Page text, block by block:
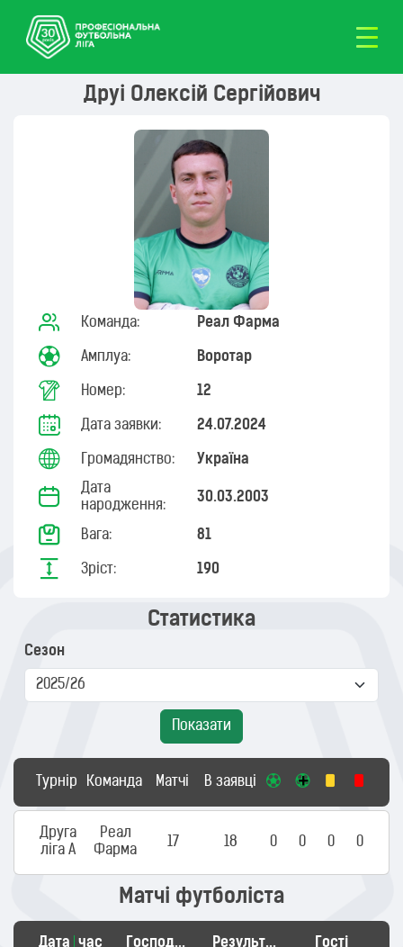
Друі Олексій Сергійович
Команда: Реал Фарма
Амплуа: Воротар
Номер: 12
Дата заявки: 24.07.2024
Громадянство: Україна
Дата
народження:
30.03.2003
Вага: 81
Зріст: 190
Статистика
Сезон
Показати
Турнір Команда Матчі В заявці
Друга
ліга А
Реал
Фарма
17 18 0 0 0 0
Матчі футболіста
Дата час Господарі Результат Гості